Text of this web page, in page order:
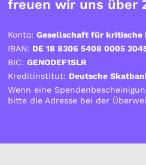
freuen wir uns über
Konto:Gesellschaft für kritische
IBAN: DE 18 8306 5408 0005
BIC:GENODEF1SLR
Kreditinstitut: Deutsche
Wenn eine
bitte die Adresse bei der